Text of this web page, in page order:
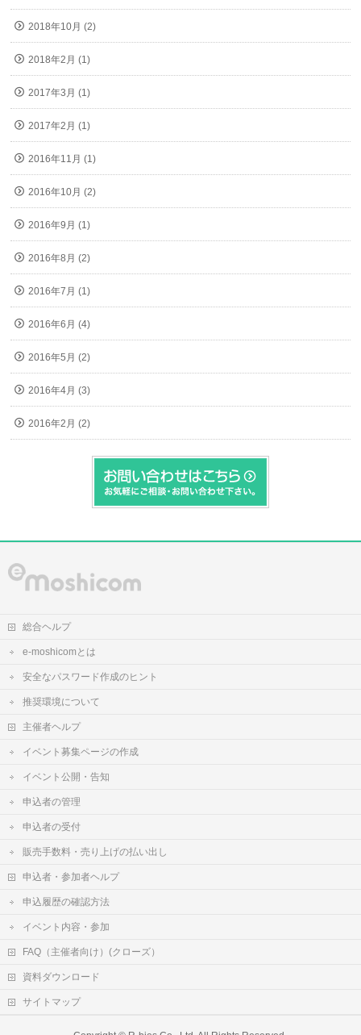
2018年10月 (2)
2018年2月 (1)
2017年3月 (1)
2017年2月 (1)
2016年11月 (1)
2016年10月 (2)
2016年9月 (1)
2016年8月 (2)
2016年7月 (1)
2016年6月 (4)
2016年5月 (2)
2016年4月 (3)
2016年2月 (2)
総合ヘルプ
e-moshicomとは
安全なパスワード作成のヒント
推奨環境について
主催者ヘルプ
イベント募集ページの作成
イベント公開・告知
申込者の管理
申込者の受付
販売手数料・売り上げの払い出し
申込者・参加者ヘルプ
申込履歴の確認方法
イベント内容・参加
FAQ（主催者向け）(クローズ）
資料ダウンロード
サイトマップ